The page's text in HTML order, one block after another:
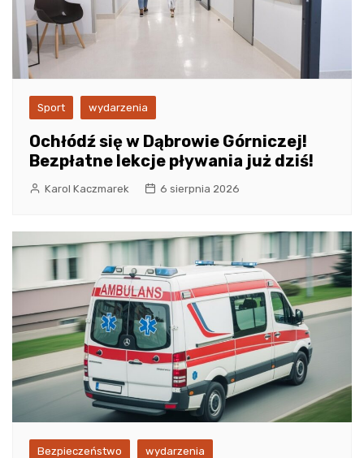
Sport wydarzenia
Ochłódź się w Dąbrowie Górniczej!
Bezpłatne lekcje pływania już dziś!
Karol Kaczmarek 6 sierpnia 2026
Bezpieczeństwo wydarzenia